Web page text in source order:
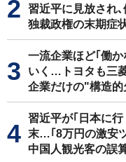
習近平に見放され
独裁政権の末期症
一流企業ほど｢働
いく…トヨタも三
企業だけの"構造的
習近平が｢日本に
末…｢8万円の激安
中国人観光客の誤